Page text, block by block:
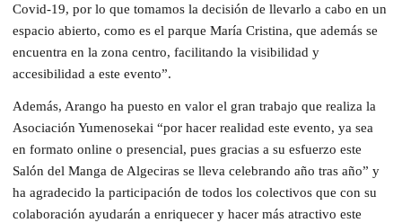
Covid-19, por lo que tomamos la decisión de llevarlo a cabo en un
espacio abierto, como es el parque María Cristina, que además se
encuentra en la zona centro, facilitando la visibilidad y
accesibilidad a este evento”.
Además, Arango ha puesto en valor el gran trabajo que realiza la
Asociación Yumenosekai “por hacer realidad este evento, ya sea
en formato online o presencial, pues gracias a su esfuerzo este
Salón del Manga de Algeciras se lleva celebrando año tras año” y
ha agradecido la participación de todos los colectivos que con su
colaboración ayudarán a enriquecer y hacer más atractivo este